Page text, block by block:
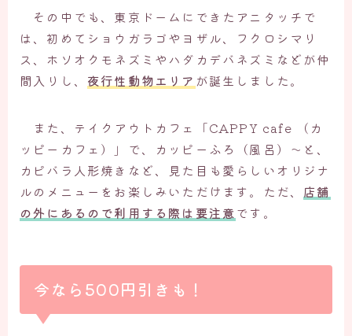
その中でも、東京ドームにできたアニタッチで
は、初めてショウガラゴやヨザル、フクロシマリ
ス、ホソオクモネズミやハダカデバネズミなどが仲
間入りし、 夜行性動物エリア が誕生しました。
また、テイクアウトカフェ「CAPPY cafe （カ
ッピーカフェ）」で、カッピーふろ（風呂）～と、
カピバラ人形焼きなど、見た目も愛らしいオリジナ
ルのメニューをお楽しみいただけます。ただ、 店舗
の外にあるので利用する際は要注意です。
今なら500円引きも！